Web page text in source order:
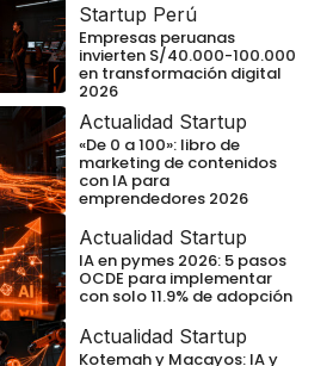
Startup Perú
Empresas peruanas
invierten S/40.000-100.000
en transformación digital
2026
Actualidad Startup
«De 0 a 100»: libro de
marketing de contenidos
con IA para
emprendedores 2026
Actualidad Startup
IA en pymes 2026: 5 pasos
OCDE para implementar
con solo 11.9% de adopción
Actualidad Startup
Kotemah y Macayos: IA y